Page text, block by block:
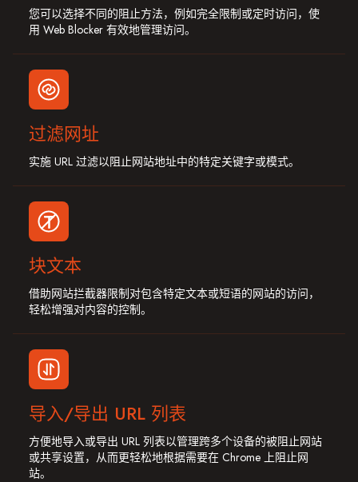
您可以选择不同的阻止方法，例如完全限制或定时访问，使
用 Web Blocker 有效地管理访问。
过滤网址
实施 URL 过滤以阻止网站地址中的特定关键字或模式。
块文本
借助网站拦截器限制对包含特定文本或短语的网站的访问，
轻松增强对内容的控制。
导入/导出 URL 列表
方便地导入或导出 URL 列表以管理跨多个设备的被阻止网站
或共享设置，从而更轻松地根据需要在 Chrome 上阻止网
站。